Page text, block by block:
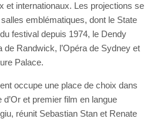
et internationaux. Les projections se
emblématiques, dont le State
festival depuis 1974, le Dendy
Randwick, l’Opéra de Sydney et
Palace.
occupe une place de choix dans
d’Or et premier film en langue
réunit Sebastian Stan et Renate